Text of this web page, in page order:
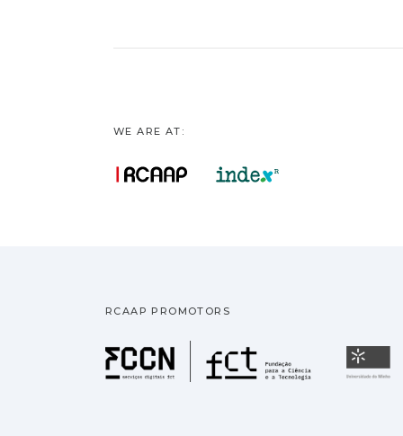
WE ARE AT:
RCAAP PROMOTORS
Fundação